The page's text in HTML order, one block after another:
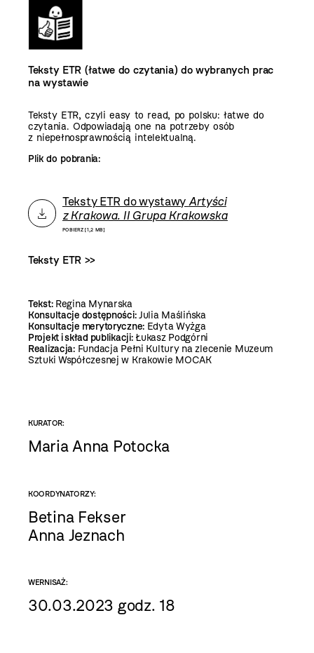
Teksty ETR (łatwe do czytania) do wybranych prac
na wystawie
Teksty ETR, czyli easy to read, po polsku: łatwe do
czytania. Odpowiadają one na potrzeby osób
z niepełnosprawnością intelektualną.
Plik do pobrania:
Teksty ETR do wystawy Artyści
z Krakowa. II Grupa Krakowska
POBIERZ [1,2 MB]
Teksty ETR >>
Tekst:Regina Mynarska
Konsultacje dostępności:Julia Maślińska
Konsultacje merytoryczne: Edyta Wyżga
Projekt i skład publikacji:Łukasz Podgórni
Realizacja:Fundacja Pełni Kultury na zlecenie Muzeum
Sztuki Współczesnej w Krakowie MOCAK
KURATOR:
Maria Anna Potocka
KOORDYNATORZY:
Betina Fekser
Anna Jeznach
WERNISAŻ:
30.03.2023 godz. 18